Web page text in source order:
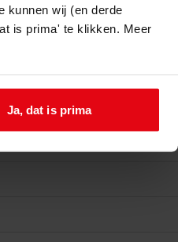
kunnen wij (en derde
is prima' te klikken. Meer
Ja, dat is prima